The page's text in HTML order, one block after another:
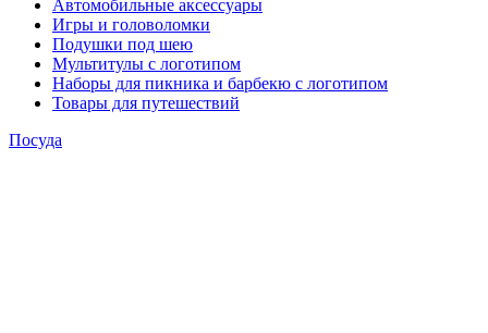
Автомобильные аксессуары
Игры и головоломки
Подушки под шею
Мультитулы с логотипом
Наборы для пикника и барбекю с логотипом
Товары для путешествий
Посуда